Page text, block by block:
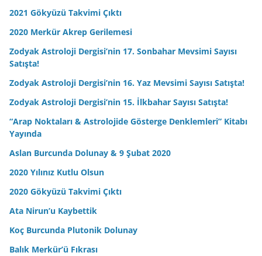
2021 Gökyüzü Takvimi Çıktı
2020 Merkür Akrep Gerilemesi
Zodyak Astroloji Dergisi’nin 17. Sonbahar Mevsimi Sayısı
Satışta!
Zodyak Astroloji Dergisi’nin 16. Yaz Mevsimi Sayısı Satışta!
Zodyak Astroloji Dergisi’nin 15. İlkbahar Sayısı Satışta!
“Arap Noktaları & Astrolojide Gösterge Denklemleri” Kitabı
Yayında
Aslan Burcunda Dolunay & 9 Şubat 2020
2020 Yılınız Kutlu Olsun
2020 Gökyüzü Takvimi Çıktı
Ata Nirun’u Kaybettik
Koç Burcunda Plutonik Dolunay
Balık Merkür’ü Fıkrası